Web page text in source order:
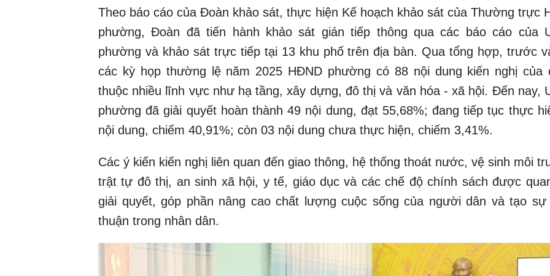
Theo báo cáo của Đoàn khảo sát, thực hiện Kế hoạch khảo sát của Thường trực
phường, Đoàn đã tiến hành khảo sát gián tiếp thông qua các báo cáo của
phường và khảo sát trực tiếp tại 13 khu phố trên địa bàn. Qua tổng hợp, trước
các kỳ họp thường lệ năm 2025 HĐND phường có 88 nội dung kiến nghị của
thuộc nhiều lĩnh vực như hạ tầng, xây dựng, đô thị và văn hóa - xã hội. Đến nay,
phường đã giải quyết hoàn thành 49 nội dung, đạt 55,68%; đang tiếp tục thực
nội dung, chiếm 40,91%; còn 03 nội dung chưa thực hiện, chiếm 3,41%.
Các ý kiến kiến nghị liên quan đến giao thông, hệ thống thoát nước, vệ sinh môi
trật tự đô thị, an sinh xã hội, y tế, giáo dục và các chế độ chính sách được
giải quyết, góp phần nâng cao chất lượng cuộc sống của người dân và tạo sự
thuận trong nhân dân.